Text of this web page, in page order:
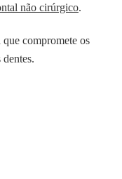
não cirúrgico.
compromete os